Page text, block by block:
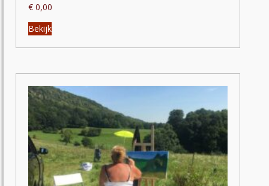
€ 0,00
Bekijk
Dit
product
heeft
variaties.
Deze
optie
kan
gekozen
worden
op
de
productpagina